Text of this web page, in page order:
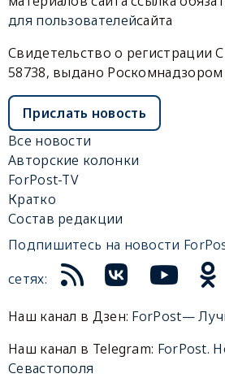
для пользователейсайта
Свидетельство о
58738, выдано Роскомнадзором
Прислать новость
Все новости
Авторские колонки
ForPost-TV
Кратко
Состав редакции
Подпишитесь на новости
сетях:
Наш канал в Дзен: ForPost—
Наш канал в Telegram: ForPost.
Севастополя